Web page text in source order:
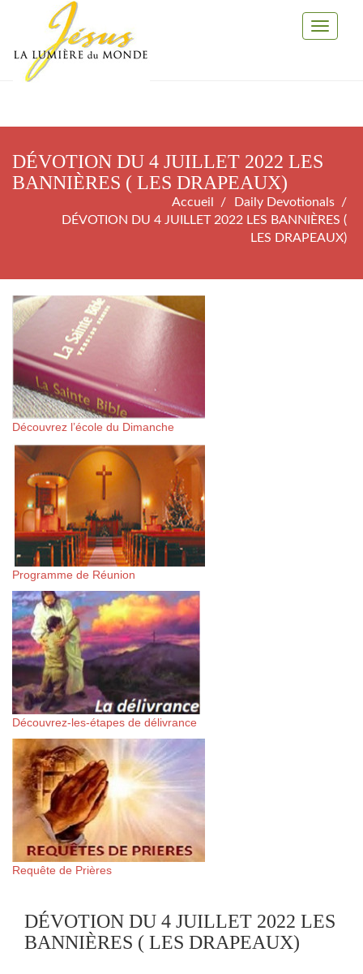
Toggle
DÉVOTION DU 4 JUILLET 2022 LES
BANNIÈRES ( LES DRAPEAUX)
Accueil
Daily Devotionals
DÉVOTION DU 4 JUILLET 2022 LES BANNIÈRES (
LES DRAPEAUX)
Découvrez l’école du Dimanche
Programme de Réunion
Découvrez-les-étapes de délivrance
Requête de Prières
DÉVOTION DU 4 JUILLET 2022 LES
BANNIÈRES ( LES DRAPEAUX)